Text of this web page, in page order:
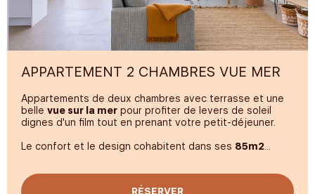
APPARTEMENT 2 CHAMBRES VUE MER
Appartements de deux chambres avec terrasse et une
belle vue sur la mer pour profiter de levers de soleil
dignes d'un film tout en prenant votre petit-déjeuner.
Le confort et le design cohabitent dans ses 85m2
espace conçu pour que rien ne vous manque :
smart TV,
RÉSERVER